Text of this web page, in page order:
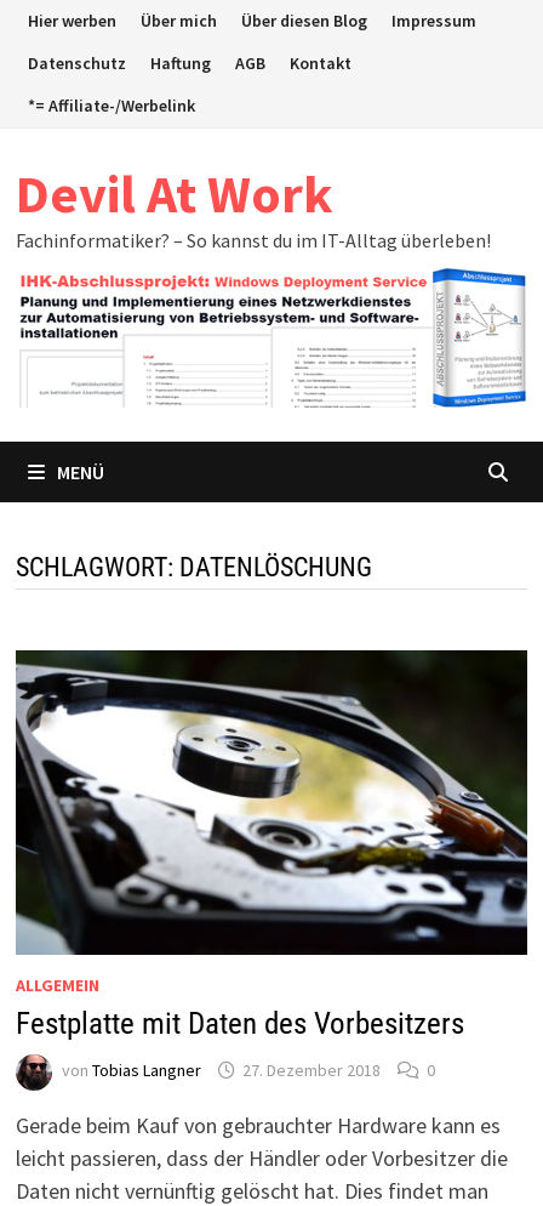
ZumHier werben Über mich Über diesen Blog
Impressum
Datenschutz
Haftung AGB
Kontakt
*= Affiliate-/Werbelink
Devil At Work
Fachinformatiker? – So kannst du im IT-Alltag überleben!
MENÜ
SCHLAGWORT: DATENLÖSCHUNG
ALLGEMEIN
Festplatte mit Daten des Vorbesitzers
von Tobias Langner 27. Dezember 2018 0
Gerade beim Kauf von gebrauchter Hardware kann es
leicht passieren, dass der Händler oder Vorbesitzer die
Daten nicht vernünftig gelöscht hat. Dies findet man